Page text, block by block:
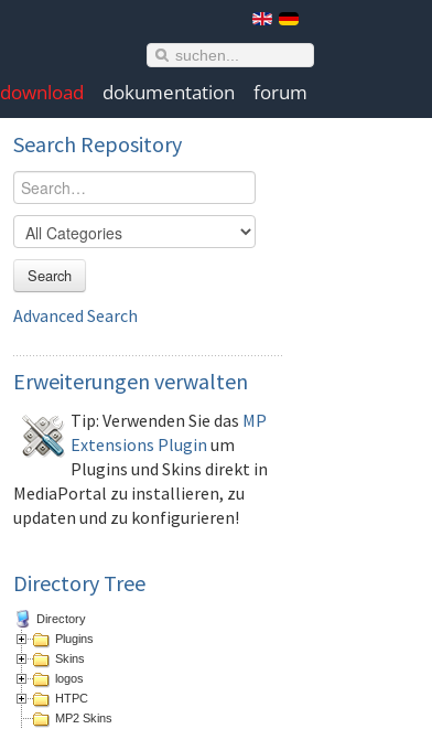
download dokumentation forum
Search Repository
Search
Advanced Search
Erweiterungen verwalten
Tip: Verwenden Sie das MP
Extensions Plugin um
Plugins und Skins direkt in
MediaPortal zu installieren, zu
updaten und zu konfigurieren!
Directory Tree
Directory
Plugins
Skins
logos
HTPC
MP2 Skins